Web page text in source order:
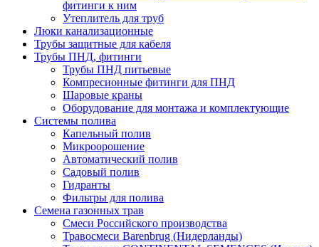
фитинги к ним
Утеплитель для труб
Люки канализационные
Трубы защитные для кабеля
Трубы ПНД, фитинги
Трубы ПНД питьевые
Компресионные фитинги для ПНД
Шаровые краны
Оборудование для монтажа и комплектующие
Системы полива
Капельный полив
Микроорошение
Автоматический полив
Садовый полив
Гидранты
Фильтры для полива
Семена газонных трав
Смеси Российского производства
Травосмеси Barenbrug (Нидерланды)